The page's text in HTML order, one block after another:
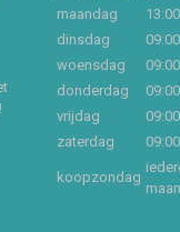
maandag
dinsdag
woensdag
donderdag
vrijdag
zaterdag
koopzondag